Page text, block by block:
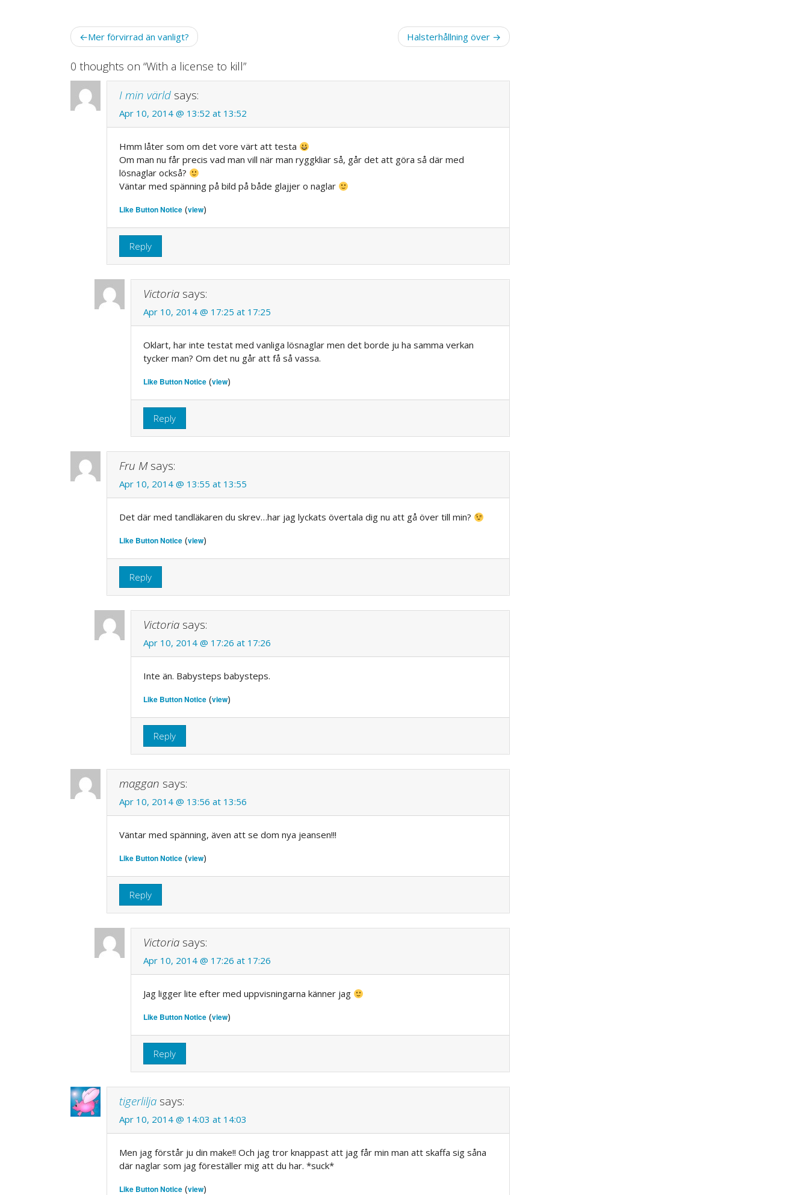
Post
navigation
Mer förvirrad än vanligt? Halsterhållning över
0 thoughts on “With a license to kill”
I min värld says:
Apr 10, 2014 @ 13:52 at 13:52
Hmm låter som om det vore värt att testa
Om man nu får precis vad man vill när man ryggkliar så, går det att göra så där med
lösnaglar också?
Väntar med spänning på bild på både glajjer o naglar
Like Button Notice (view)
Reply
Victoria says:
Apr 10, 2014 @ 17:25 at 17:25
Oklart, har inte testat med vanliga lösnaglar men det borde ju ha samma verkan
tycker man? Om det nu går att få så vassa.
Like Button Notice (view)
Reply
Fru M says:
Apr 10, 2014 @ 13:55 at 13:55
Det där med tandläkaren du skrev…har jag lyckats övertala dig nu att gå över till min?
Like Button Notice (view)
Reply
Victoria says:
Apr 10, 2014 @ 17:26 at 17:26
Inte än. Babysteps babysteps.
Like Button Notice (view)
Reply
maggan says:
Apr 10, 2014 @ 13:56 at 13:56
Väntar med spänning, även att se dom nya jeansen!!!
Like Button Notice (view)
Reply
Victoria says:
Apr 10, 2014 @ 17:26 at 17:26
Jag ligger lite efter med uppvisningarna känner jag
Like Button Notice (view)
Reply
tigerlilja says:
Apr 10, 2014 @ 14:03 at 14:03
Men jag förstår ju din make!! Och jag tror knappast att jag får min man att skaffa sig såna
där naglar som jag föreställer mig att du har. *suck*
Like Button Notice (view)